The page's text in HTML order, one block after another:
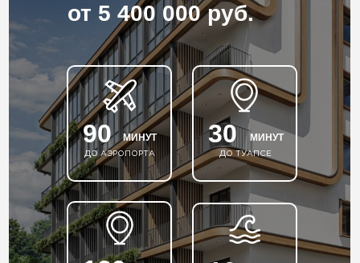
90 МИНУТ
ДО АЭРОПОРТА
30 МИНУТ
ДО ТУАПСЕ
от 5 400 000 руб.